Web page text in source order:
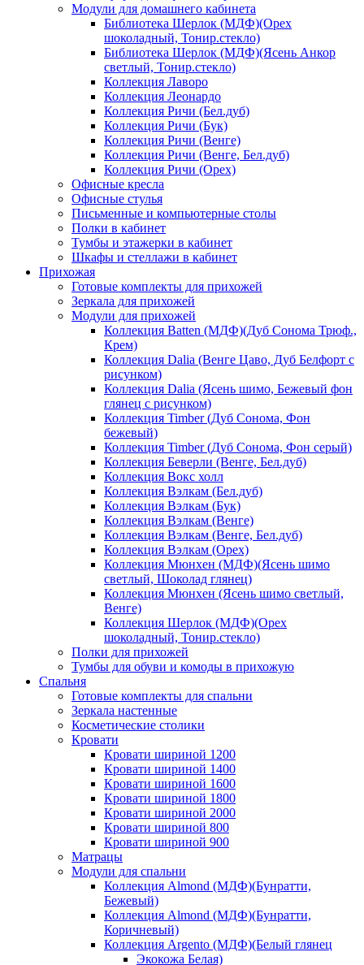
Модули для домашнего кабинета
Библиотека Шерлок (МДФ)(Орех
шоколадный, Тонир.стекло)
Библиотека Шерлок (МДФ)(Ясень Анкор
светлый, Тонир.стекло)
Коллекция Лаворо
Коллекция Леонардо
Коллекция Ричи (Бел.дуб)
Коллекция Ричи (Бук)
Коллекция Ричи (Венге)
Коллекция Ричи (Венге, Бел.дуб)
Коллекция Ричи (Орех)
Офисные кресла
Офисные стулья
Письменные и компьютерные столы
Полки в кабинет
Тумбы и этажерки в кабинет
Шкафы и стеллажи в кабинет
Прихожая
Готовые комплекты для прихожей
Зеркала для прихожей
Модули для прихожей
Коллекция Batten (МДФ)(Дуб Сонома Трюф.,
Крем)
Коллекция Dalia (Венге Цаво, Дуб Белфорт с
рисунком)
Коллекция Dalia (Ясень шимо, Бежевый фон
глянец с рисунком)
Коллекция Timber (Дуб Сонома, Фон
бежевый)
Коллекция Timber (Дуб Сонома, Фон серый)
Коллекция Беверли (Венге, Бел.дуб)
Коллекция Вокс холл
Коллекция Вэлкам (Бел.дуб)
Коллекция Вэлкам (Бук)
Коллекция Вэлкам (Венге)
Коллекция Вэлкам (Венге, Бел.дуб)
Коллекция Вэлкам (Орех)
Коллекция Мюнхен (МДФ)(Ясень шимо
светлый, Шоколад глянец)
Коллекция Мюнхен (Ясень шимо светлый,
Венге)
Коллекция Шерлок (МДФ)(Орех
шоколадный, Тонир.стекло)
Полки для прихожей
Тумбы для обуви и комоды в прихожую
Спальня
Готовые комплекты для спальни
Зеркала настенные
Косметические столики
Кровати
Кровати шириной 1200
Кровати шириной 1400
Кровати шириной 1600
Кровати шириной 1800
Кровати шириной 2000
Кровати шириной 800
Кровати шириной 900
Матрацы
Модули для спальни
Коллекция Almond (МДФ)(Бунратти,
Бежевый)
Коллекция Almond (МДФ)(Бунратти,
Коричневый)
Коллекция Argento (МДФ)(Белый глянец
Экокожа Белая)